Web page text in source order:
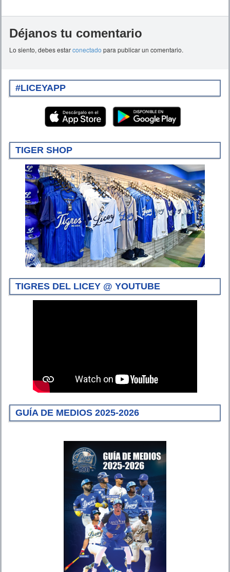
Déjanos tu comentario
Lo siento, debes estarconectado para publicar un comentario.
#LICEYAPP
TIGER SHOP
TIGRES DEL LICEY @ YOUTUBE
GUÍA DE MEDIOS 2025-2026